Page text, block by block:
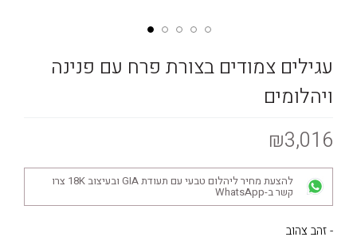
עגילים צמודים בצורת פרח עם פנינה
ויהלומים
₪3,016
להצעת מחיר ליהלום טבעי עם תעודת GIA ובעיצוב 18K צרו
קשר ב-WhatsApp
- זהב צהוב